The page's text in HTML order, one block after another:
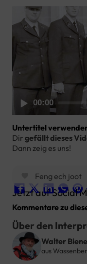
Video
Player
00:00
Untertitel
Dir gefällt dieses
Dann zeig es uns!
Feng ech joot
Jetzt auf Social
Kommentare zu
Über den
Walter
aus